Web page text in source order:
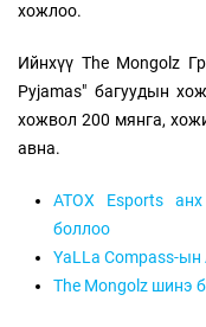
хожлоо.
Ийнхүү The Mongolz
Pyjamas" багуудын
хожвол 200 мянга,
авна.
ATOX Esports
боллоо
YaLLa Compass-ын
The Mongolz шинэ